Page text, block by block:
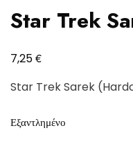
Star Trek
7,25€
Star Trek Sarek
Εξαντλημένο